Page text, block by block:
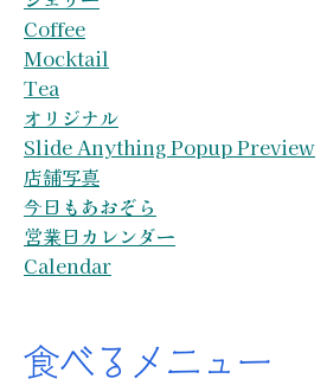
Coffee
Mocktail
Tea
オリジナル
Slide Anything Popup Preview
店舗写真
今日もあおぞら
営業日カレンダー
Calendar
食べるメニュー